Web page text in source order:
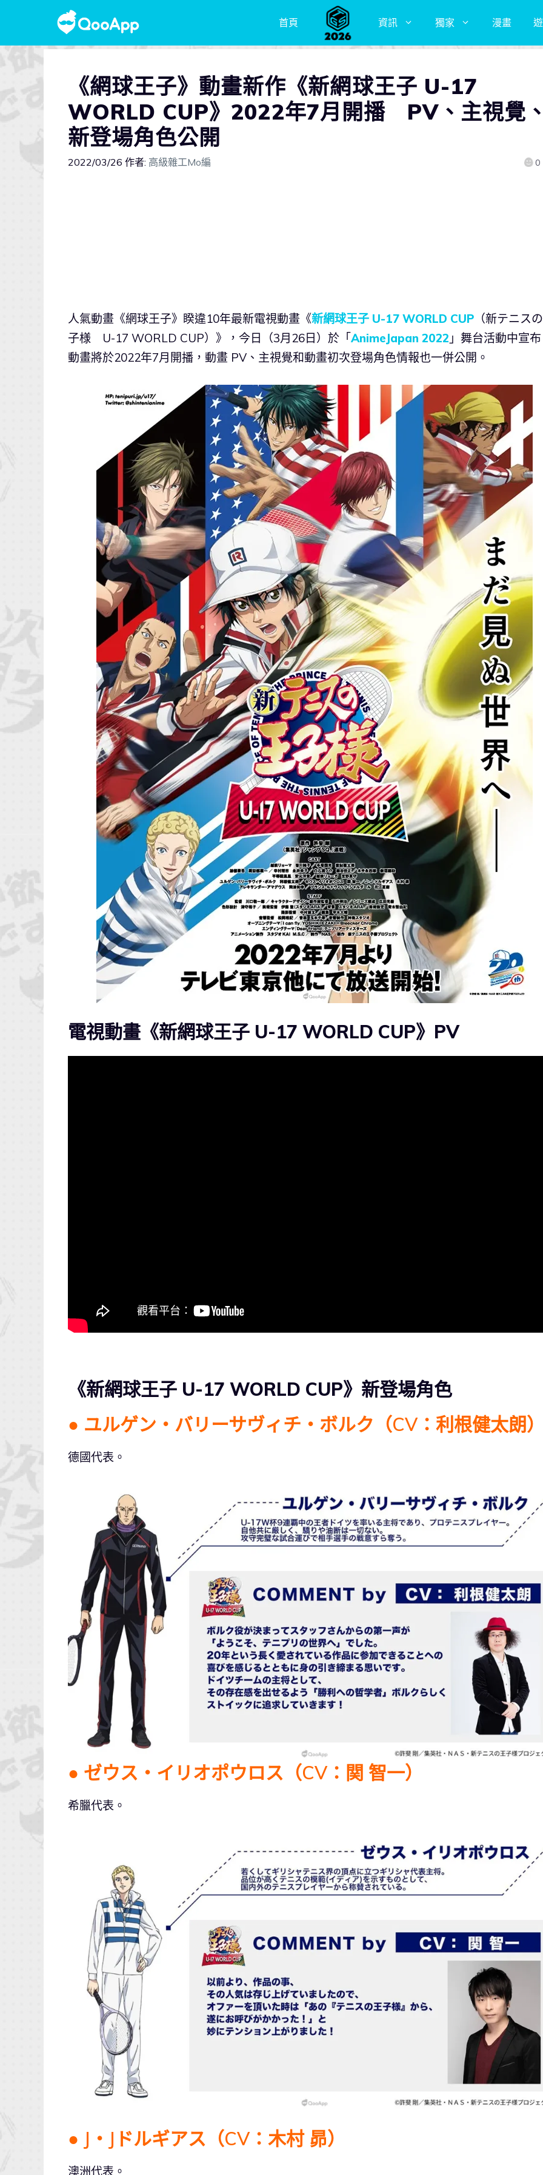
首頁 資訊 獨家 漫畫
《網球王子》動畫新作《新網球王子 U-17
WORLD CUP》2022年7月開播 PV、主視覺
新登場角色公開
2022/03/26 作者: 高級雜工Mo編 0
人氣動畫《網球王子》睽違10年最新電視動畫《新網球王子 U-17 WORLD CUP （新テニス
子様 U-17 WORLD CUP）》，今日（3月26日）於「AnimeJapan 2022 」舞台活動中宣
動畫將於2022年7月開播，動畫 PV、主視覺和動畫初次登場角色情報也一併公開。
電視動畫《新網球王子 U-17 WORLD CUP》PV
《新網球王子 U-17 WORLD CUP》新登場角色
● ユルゲン・バリーサヴィチ・ボルク（CV：利根健太朗
德國代表。
● ゼウス・イリオポウロス（CV：関 智一）
希臘代表。
● J・Jドルギアス（CV：木村 昴）
澳洲代表。